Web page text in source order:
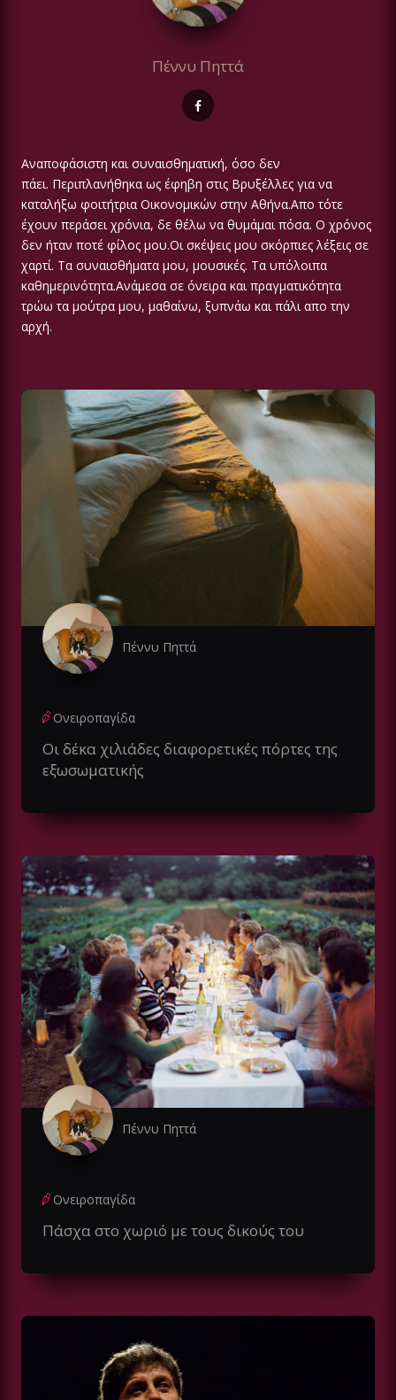
Πέννυ Πηττά
Αναποφάσιστη και συναισθηματική, όσο δεν
πάει. Περιπλανήθηκα ως έφηβη στις Βρυξέλλες για να
καταλήξω φοιτήτρια Οικονομικών στην Αθήνα.Απο τότε
έχουν περάσει χρόνια, δε θέλω να θυμάμαι πόσα. Ο χρόνος
δεν ήταν ποτέ φίλος μου.Οι σκέψεις μου σκόρπιες λέξεις σε
χαρτί. Τα συναισθήματα μου, μουσικές. Τα υπόλοιπα
καθημερινότητα.Ανάμεσα σε όνειρα και πραγματικότητα
τρώω τα μούτρα μου, μαθαίνω, ξυπνάω και πάλι απο την
αρχή.
Πέννυ Πηττά
Ονειροπαγίδα
Οι δέκα χιλιάδες διαφορετικές πόρτες της
εξωσωματικής
Πέννυ Πηττά
Ονειροπαγίδα
Πάσχα στο χωριό με τους δικούς του